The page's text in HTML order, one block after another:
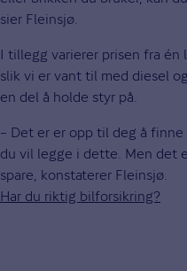
sier Fleinsjø.
I tillegg varierer prisen fra én
slik vi er vant til med diesel
en del å holde styr på.
– Det er er opp til deg å
du vil legge i dette. Men det
spare, konstaterer Fleinsjø.
Har du riktig bilforsikring?